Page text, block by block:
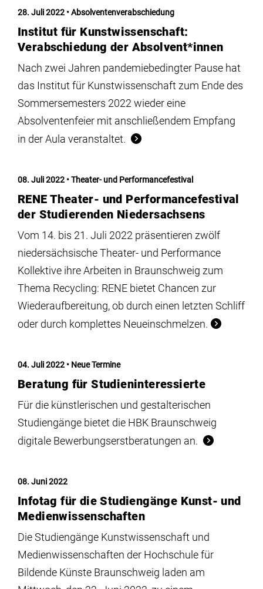
Institute
Forschung
Infrastruktur
Aktuelles
28. Juli 2022 Absolventenverabschiedung
Institut für Kunstwissenschaft:
Verabschiedung der Absolvent*innen
Nach zwei Jahren pandemiebedingter Pause hat
das Institut für Kunstwissenschaft zum Ende des
Sommersemesters 2022 wieder eine
Absolventenfeier mit anschließendem Empfang
in der Aula veranstaltet.
08. Juli 2022 Theater- und Performancefestival
RENE Theater- und Performancefestival
der Studierenden Niedersachsens
Vom 14. bis 21. Juli 2022 präsentieren zwölf
niedersächsische Theater- und Performance
Kollektive ihre Arbeiten in Braunschweig zum
Thema Recycling: RENE bietet Chancen zur
Wiederaufbereitung, ob durch einen letzten Schliff
oder durch komplettes Neueinschmelzen.
04. Juli 2022 Neue Termine
Beratung für Studieninteressierte
Für die künstlerischen und gestalterischen
Studiengänge bietet die HBK Braunschweig
digitale Bewerbungserstberatungen an.
08. Juni 2022
Infotag für die Studiengänge Kunst- und
Medienwissenschaften
Die Studiengänge Kunstwissenschaft und
Medienwissenschaften der Hochschule für
Bildende Künste Braunschweig laden am